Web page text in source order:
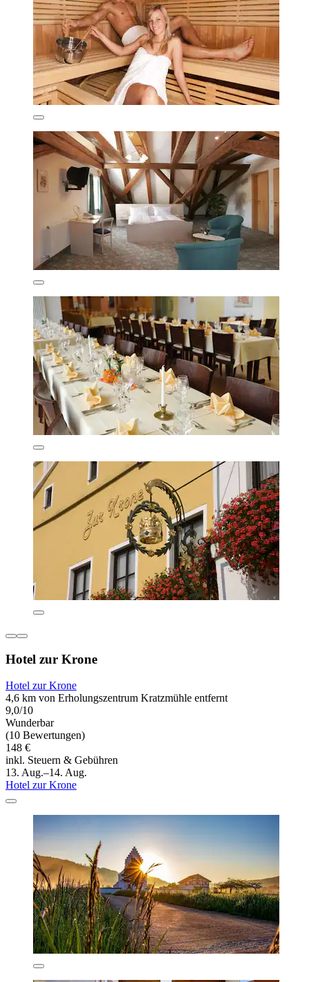
Hotel zur Krone
Hotel zur Krone
4,6 km von Erholungszentrum Kratzmühle entfernt
9,0/10
Wunderbar
(10 Bewertungen)
148 €
inkl. Steuern & Gebühren
13. Aug.–14. Aug.
Hotel zur Krone